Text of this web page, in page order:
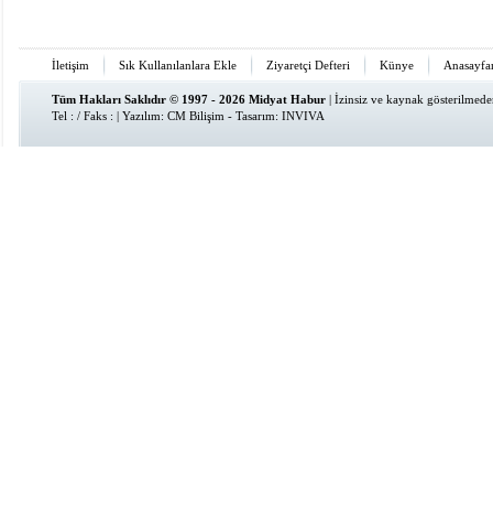
İletişim Sık Kullanılanlara Ekle Ziyaretçi Defteri Künye
Tüm Hakları Saklıdır © 1997 - 2026 Midyat Habur | İzinsiz ve kaynak
Tel : / Faks : | Yazılım: CM Bilişim - Tasarım: INVIVA